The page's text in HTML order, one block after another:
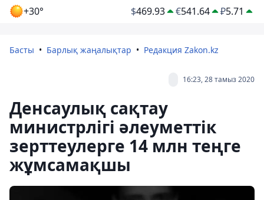
+30° $469.93 €541.64 ₽5.71
Басты Барлық жаңалықтар Редакция Zakon.kz
16:23, 28 тамыз 2020
Денсаулық сақтау
министрлігі әлеуметтік
зерттеулерге 14 млн теңге
жұмсамақшы